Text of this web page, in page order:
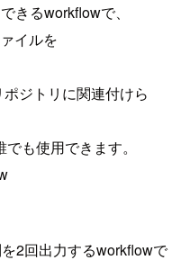
きるworkflowで、
イルを
ジトリに関連付けら
も使用できます。
2回出力するworkflowで